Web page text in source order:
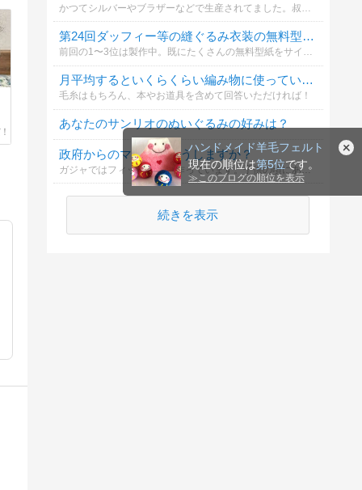
ハンドメイド羊毛フェルト
現在の順位は第5位です。
≫ このブログの順位を表示
かつてシルバーやブラザーなどで生産されてました。叔母が持っていてセーターを編んでもらった記憶があります。コメントもぜひお願いします！
第24回ダッフィー等の縫ぐるみ衣装の無料型紙どんなものが欲しい？
前回の1〜3位は製作中。既にたくさんの無料型紙をサイトに載せています（サイト右上から型紙検索できます）
月平均するといくらくらい編み物に使っている？
毛糸はもちろん、本やお道具を含めて回答いただければ！
あなたのサンリオのぬいぐるみの好みは？
政府からのマスク、どうしますか？
ガジャではフィットマスク作っています。子供の頃にあった小さな四角で縮んでもっと小さくなるマスク。懐かしいけれど最近のフィットマスクや大きいのに慣れている人にとってどうなのかな？知りたいなと思いました
続きを表示